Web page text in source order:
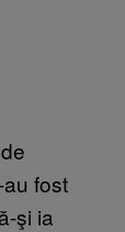
fost
şi ia